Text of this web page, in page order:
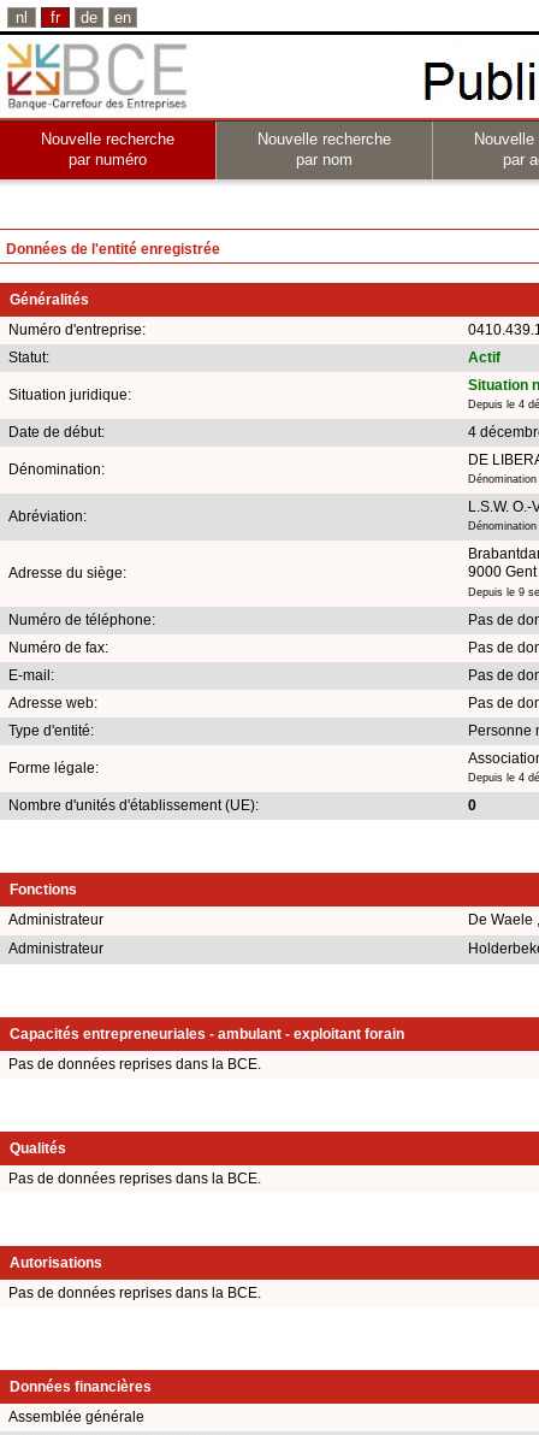
nl fr de en
Nouvelle recherche
par numéro
Nouvelle recherche
par nom
par
Données de l'entité enregistrée
Généralités
Numéro d'entreprise:
Statut:
Actif
Situation juridique:
Situation
Depuis le 4
Date de début: 4
Dénomination:
DE
Abréviation:
L.S.W. O.-
Adresse du siège:
9000 Gent
Depuis le 9
Numéro de téléphone:
Pas de
Numéro de fax:
Pas de
E-mail:
Pas de
Adresse web:
Pas de
Type d'entité:
Personne
Forme légale:
Depuis le 4
Nombre d'unités d'établissement (UE): 0
Fonctions
Administrateur
De
Administrateur
Capacités entrepreneuriales - ambulant - exploitant forain
Pas de données reprises dans la BCE.
Qualités
Pas de données reprises dans la BCE.
Autorisations
Pas de données reprises dans la BCE.
Données financières
Assemblée générale